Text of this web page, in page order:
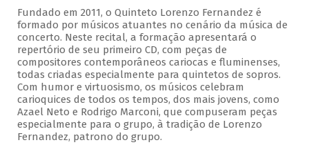
Fundado em 2011, o Quinteto Lorenzo Fernandez é
formado por músicos atuantes no cenário da música de
concerto. Neste recital, a formação apresentará o
repertório de seu primeiro CD, com peças de
compositores contemporâneos cariocas e fluminenses,
todas criadas especialmente para quintetos de sopros.
Com humor e virtuosismo, os músicos celebram
carioquices de todos os tempos, dos mais jovens, como
Azael Neto e Rodrigo Marconi, que compuseram peças
especialmente para o grupo, à tradição de Lorenzo
Fernandez, patrono do grupo.